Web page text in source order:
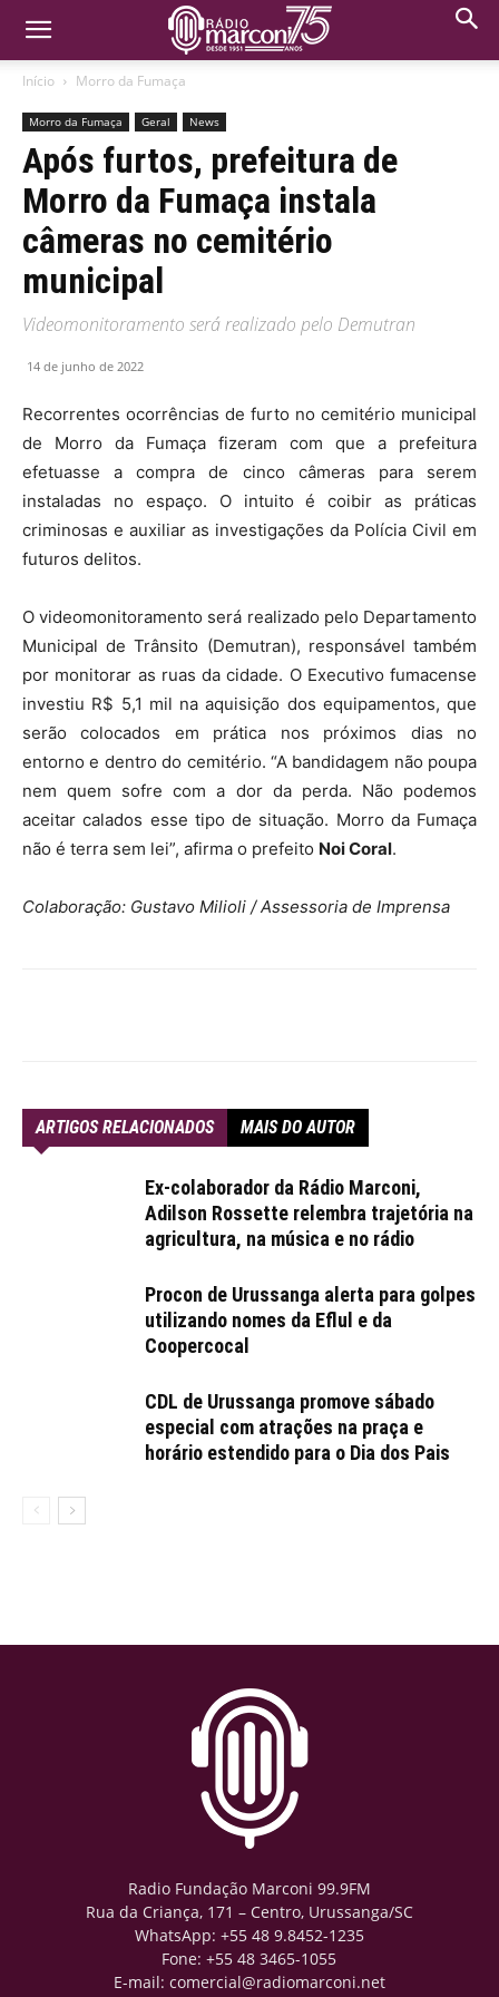
Início Morro da Fumaça
Morro da Fumaça Geral News
Após furtos, prefeitura de
Morro da Fumaça instala
câmeras no cemitério
municipal
Videomonitoramento será realizado pelo Demutran
14 de junho de 2022
Recorrentes ocorrências de furto no cemitério municipal
de Morro da Fumaça fizeram com que a prefeitura
efetuasse a compra de cinco câmeras para serem
instaladas no espaço. O intuito é coibir as práticas
criminosas e auxiliar as investigações da Polícia Civil em
futuros delitos.
O videomonitoramento será realizado pelo Departamento
Municipal de Trânsito (Demutran), responsável também
por monitorar as ruas da cidade. O Executivo fumacense
investiu R$ 5,1 mil na aquisição dos equipamentos, que
serão colocados em prática nos próximos dias no
entorno e dentro do cemitério. “A bandidagem não poupa
nem quem sofre com a dor da perda. Não podemos
aceitar calados esse tipo de situação. Morro da Fumaça
não é terra sem lei”, afirma o prefeito Noi Coral.
Colaboração: Gustavo Milioli / Assessoria de Imprensa
ARTIGOS RELACIONADOS MAIS DO AUTOR
Ex-colaborador da Rádio Marconi,
Adilson Rossette relembra trajetória na
agricultura, na música e no rádio
Procon de Urussanga alerta para golpes
utilizando nomes da Eflul e da
Coopercocal
CDL de Urussanga promove sábado
especial com atrações na praça e
horário estendido para o Dia dos Pais
Radio Fundação Marconi 99.9FM
Rua da Criança, 171 – Centro, Urussanga/SC
WhatsApp: +55 48 9.8452-1235
Fone: +55 48 3465-1055
E-mail: comercial@radiomarconi.net